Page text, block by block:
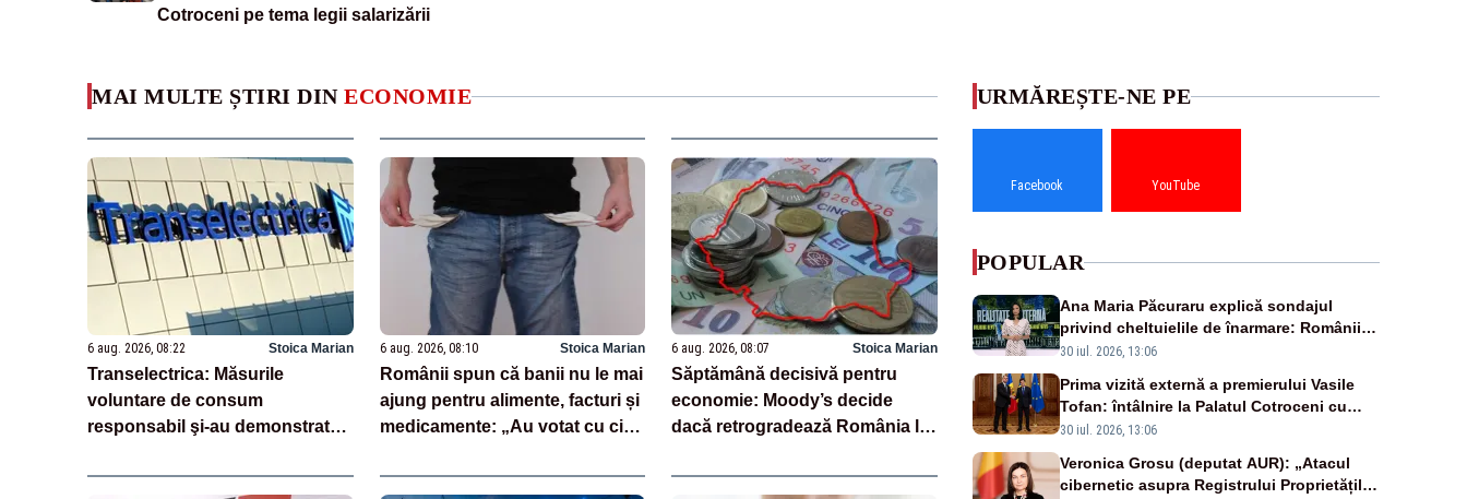
Cotroceni pe tema legii salarizării
MAI MULTE ȘTIRI DIN ECONOMIE
6 aug. 2026, 08:22 Stoica Marian
Transelectrica: Măsurile
voluntare de consum
responsabil şi-au demonstrat
6 aug. 2026, 08:10 Stoica Marian
Românii spun că banii nu le mai
ajung pentru alimente, facturi și
medicamente: „Au votat cu cine
6 aug. 2026, 08:07 Stoica Marian
Săptămână decisivă pentru
economie: Moody’s decide
dacă retrogradează România la
URMĂREȘTE-NE PE
Facebook YouTube
POPULAR
Ana Maria Păcuraru explică sondajul
privind cheltuielile de înarmare: Românii
cer transparență în achiziții și un echilibru
30 iul. 2026, 13:06
Prima vizită externă a premierului Vasile
Tofan: întâlnire la Palatul Cotroceni cu
președintele Nicușor Dan
30 iul. 2026, 13:06
Veronica Grosu (deputat AUR): „Atacul
cibernetic asupra Registrului Proprietăților